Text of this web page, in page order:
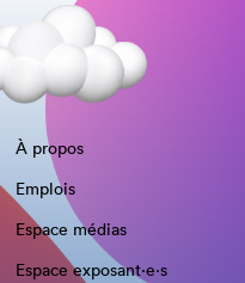
À propos
Emplois
Espace médias
Espace exposant·e⋅s